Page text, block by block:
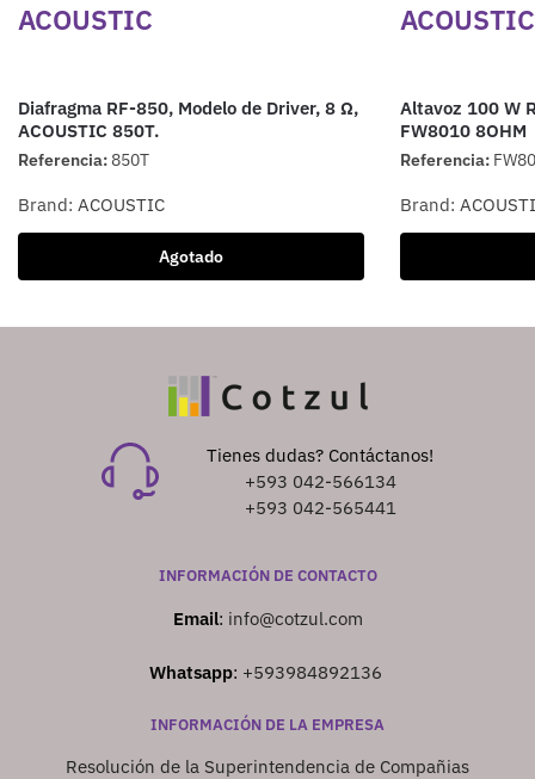
ACOUSTIC
Diafragma RF-850, Modelo de Driver, 8 Ω,
ACOUSTIC 850T.
Referencia:850T
Brand: ACOUSTIC
Agotado
ACOUSTIC
Altavoz 100 W
FW8010 8OHM
Referencia:
Brand:
Tienes dudas? Contáctanos!
+593 042-566134
+593 042-565441
INFORMACIÓN DE CONTACTO
Email: info@cotzul.com
Whatsapp: +593984892136
INFORMACIÓN DE LA EMPRESA
Resolución de la Superintendencia de Compañias